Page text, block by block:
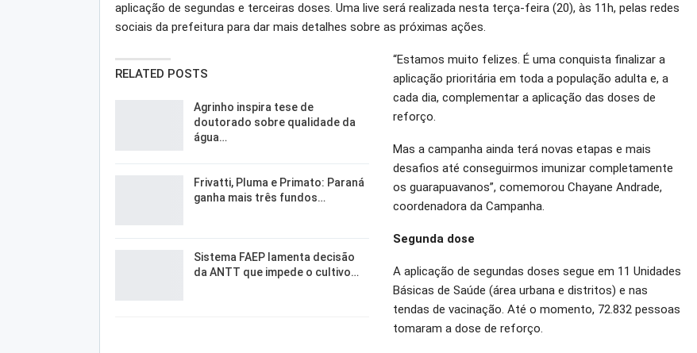
aplicação de segundas e terceiras doses. Uma live será realizada nesta terça-feira (20), às 11h, pelas redes
sociais da prefeitura para dar mais detalhes sobre as próximas ações.
RELATED POSTS
Agrinho inspira tese de
doutorado sobre qualidade da
água…
Frivatti, Pluma e Primato: Paraná
ganha mais três fundos…
Sistema FAEP lamenta decisão
da ANTT que impede o cultivo…
“Estamos muito felizes. É uma conquista finalizar a
aplicação prioritária em toda a população adulta e, a
cada dia, complementar a aplicação das doses de
reforço.
Mas a campanha ainda terá novas etapas e mais
desafios até conseguirmos imunizar completamente
os guarapuavanos”, comemorou Chayane Andrade,
coordenadora da Campanha.
Segunda dose
A aplicação de segundas doses segue em 11 Unidades
Básicas de Saúde (área urbana e distritos) e nas
tendas de vacinação. Até o momento, 72.832 pessoas
tomaram a dose de reforço.